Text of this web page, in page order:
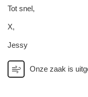
Tot snel,
X,
Jessy
Onze zaak is